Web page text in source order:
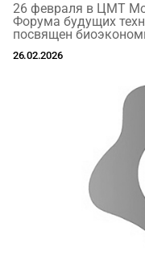
26 февраля в ЦМТ
Форума будущих
посвящен
26.02.2026